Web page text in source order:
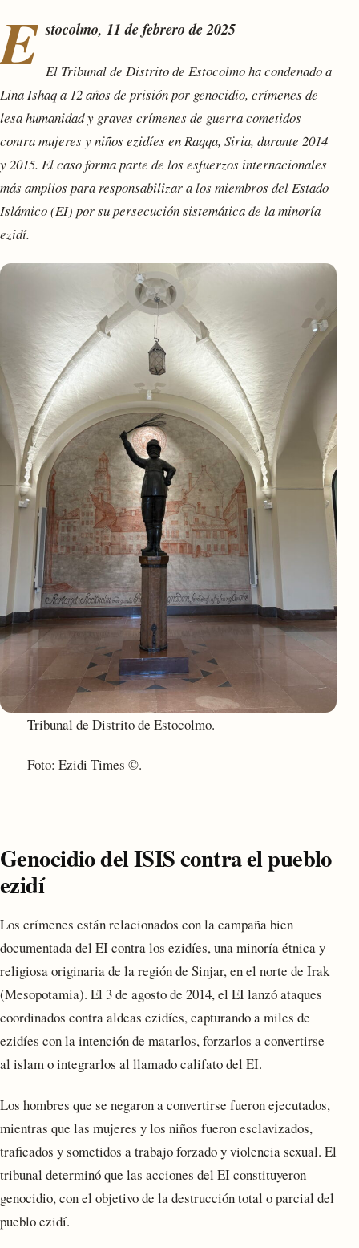
E stocolmo, 11 de febrero de 2025
El Tribunal de Distrito de Estocolmo ha condenado a
Lina Ishaq a 12 años de prisión por genocidio, crímenes de
lesa humanidad y graves crímenes de guerra cometidos
contra mujeres y niños ezidíes en Raqqa, Siria, durante 2014
y 2015. El caso forma parte de los esfuerzos internacionales
más amplios para responsabilizar a los miembros del Estado
Islámico (EI) por su persecución sistemática de la minoría
ezidí.
Tribunal de Distrito de Estocolmo.
Foto: Ezidi Times ©.
Genocidio del ISIS contra el pueblo
ezidí
Los crímenes están relacionados con la campaña bien
documentada del EI contra los ezidíes, una minoría étnica y
religiosa originaria de la región de Sinjar, en el norte de Irak
(Mesopotamia). El 3 de agosto de 2014, el EI lanzó ataques
coordinados contra aldeas ezidíes, capturando a miles de
ezidíes con la intención de matarlos, forzarlos a convertirse
al islam o integrarlos al llamado califato del EI.
Los hombres que se negaron a convertirse fueron ejecutados,
mientras que las mujeres y los niños fueron esclavizados,
traficados y sometidos a trabajo forzado y violencia sexual. El
tribunal determinó que las acciones del EI constituyeron
genocidio, con el objetivo de la destrucción total o parcial del
pueblo ezidí.